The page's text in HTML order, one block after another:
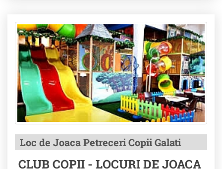
Loc de Joaca Petreceri Copii Galati
CLUB COPII - LOCURI DE JOACA